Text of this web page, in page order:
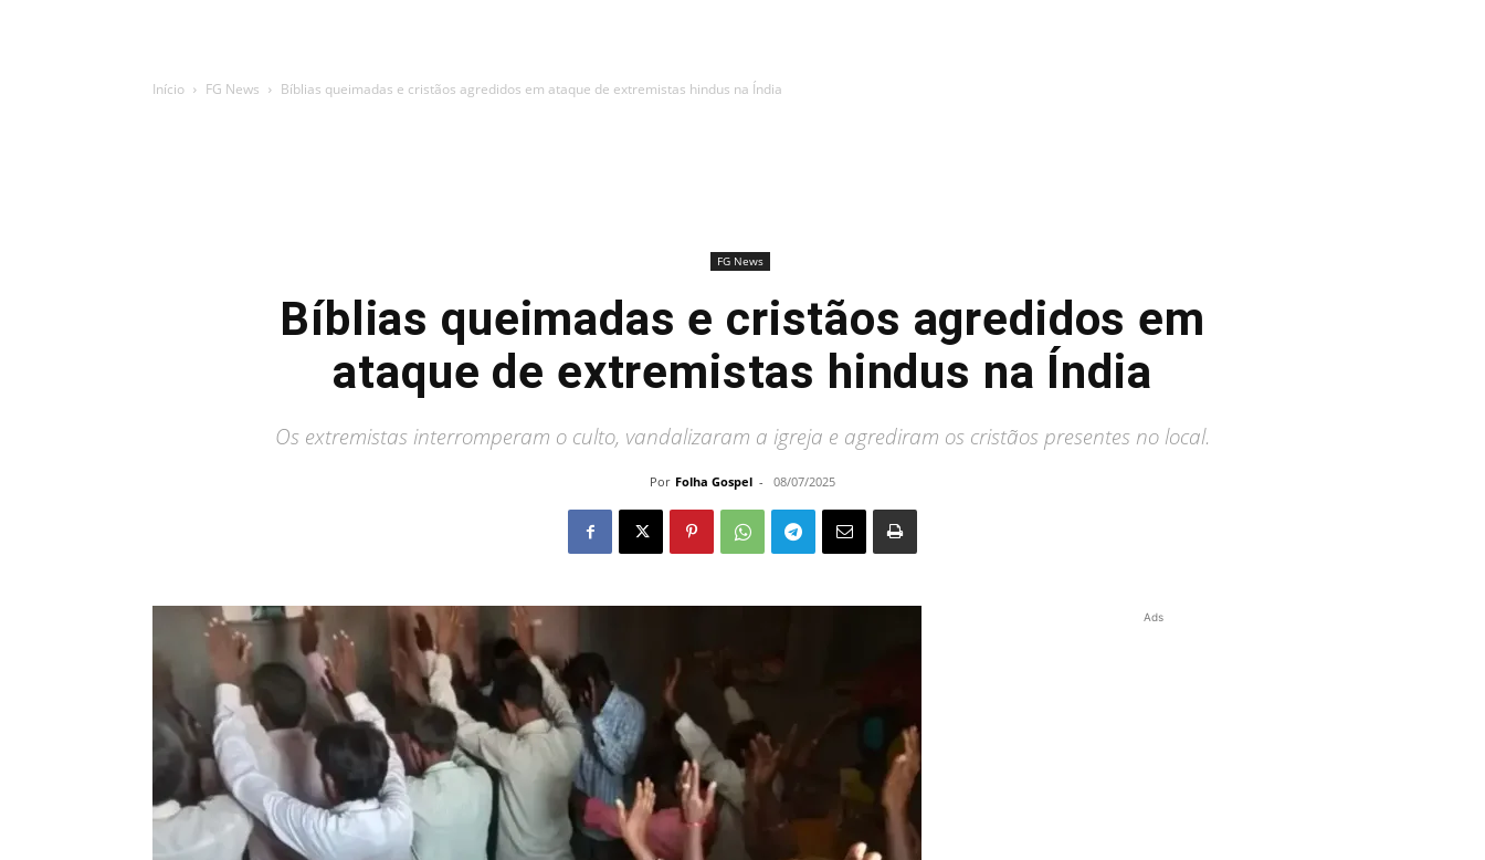
Início FG News Bíblias queimadas e cristãos agredidos em ataque de extremistas hindus na Índia
FG News
Bíblias queimadas e cristãos agredidos em
ataque de extremistas hindus na Índia
Os extremistas interromperam o culto, vandalizaram a igreja e agrediram os cristãos presentes no local.
Por Folha Gospel - 08/07/2025
Ads